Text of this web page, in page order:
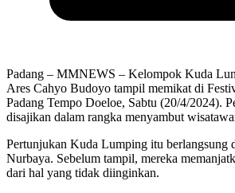
Padang – MMNEWS – Kelompok Kuda
Ares Cahyo Budoyo tampil memikat di
Padang Tempo Doeloe, Sabtu (20/4/2024).
disajikan dalam rangka menyambut
Pertunjukan Kuda Lumping itu berlangsung
Nurbaya. Sebelum tampil, mereka
dari hal yang tidak diinginkan.